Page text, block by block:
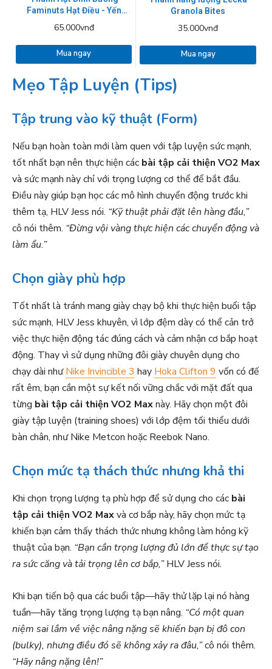
Faminuts Hạt Điều - Yến
65.000vnđ
Mua ngay
Granola Bites
35.000vnđ
Mua ngay
Mẹo Tập Luyện (Tips)
Tập trung vào kỹ thuật (Form)
Nếu bạn hoàn toàn mới làm quen với tập luyện sức mạnh,
tốt nhất bạn nên thực hiện các bài tập cải thiện VO2 Max
và sức mạnh này chỉ với trọng lượng cơ thể để bắt đầu.
Điều này giúp bạn học các mô hình chuyển động trước khi
thêm tạ, HLV Jess nói. “Kỹ thuật phải đặt lên hàng đầu,”
cô nói thêm. “Đừng vội vàng thực hiện các chuyển động và
làm ẩu.”
Chọn giày phù hợp
Tốt nhất là tránh mang giày chạy bộ khi thực hiện buổi tập
sức mạnh, HLV Jess khuyên, vì lớp đệm dày có thể cản trở
việc thực hiện động tác đúng cách và cảm nhận cơ bắp hoạt
động. Thay vì sử dụng những đôi giày chuyên dụng cho
chạy dài nhưNike Invincible 3 hay Hoka Clifton 9 vốn có đế
rất êm, bạn cần một sự kết nối vững chắc với mặt đất qua
từng bài tập cải thiện VO2 Maxnày. Hãy chọn một đôi
giày tập luyện (training shoes) với lớp đệm tối thiểu dưới
bàn chân, như Nike Metcon hoặc Reebok Nano.
Chọn mức tạ thách thức nhưng khả thi
Khi chọn trọng lượng tạ phù hợp để sử dụng cho các bài
tập cải thiện VO2 Maxvà cơ bắp này, hãy chọn mức tạ
khiến bạn cảm thấy thách thức nhưng không làm hỏng kỹ
thuật của bạn. “Bạn cần trọng lượng đủ lớn để thực sự tạo
ra sức căng và tải trọng lên cơ bắp,”HLV Jess nói.
Khi bạn tiến bộ qua các buổi tập—hãy thử lặp lại nó hàng
tuần—hãy tăng trọng lượng tạ bạn nâng. “Có một quan
niệm sai lầm về việc nâng nặng sẽ khiến bạn bị đô con
(bulky), nhưng điều đó sẽ không xảy ra đâu,”cô nói thêm.
“Hãy nâng nặng lên!”